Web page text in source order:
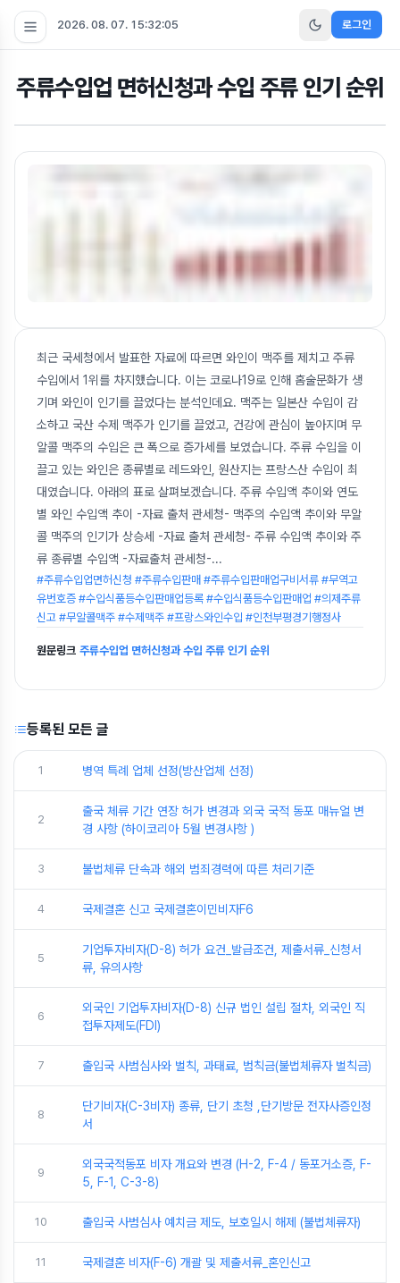
2026. 08. 07. 15:32:05 로그인
주류수입업 면허신청과 수입 주류 인기 순위
최근 국세청에서 발표한 자료에 따르면 와인이 맥주를 제치고 주류
수입에서 1위를 차지했습니다. 이는 코로나19로 인해 홈술문화가 생
기며 와인이 인기를 끌었다는 분석인데요. 맥주는 일본산 수입이 감
소하고 국산 수제 맥주가 인기를 끌었고, 건강에 관심이 높아지며 무
알콜 맥주의 수입은 큰 폭으로 증가세를 보였습니다. 주류 수입을 이
끌고 있는 와인은 종류별로 레드와인, 원산지는 프랑스산 수입이 최
대였습니다. 아래의 표로 살펴보겠습니다. 주류 수입액 추이와 연도
별 와인 수입액 추이 -자료 출처 관세청- 맥주의 수입액 추이와 무알
콜 맥주의 인기가 상승세 -자료 출처 관세청- 주류 수입액 추이와 주
류 종류별 수입액 -자료출처 관세청-...
#주류수입업면허신청 #주류수입판매 #주류수입판매업구비서류 #무역고
유번호증 #수입식품등수입판매업등록 #수입식품등수입판매업 #의제주류
신고 #무알콜맥주 #수제맥주 #프랑스와인수입 #인천부평경기행정사
원문링크 주류수입업 면허신청과 수입 주류 인기 순위
등록된 모든 글
1 병역 특례 업체 선정(방산업체 선정)
2
출국 체류 기간 연장 허가 변경과 외국 국적 동포 매뉴얼 변
경 사항 (하이코리아 5월 변경사항 )
3 불법체류 단속과 해외 범죄경력에 따른 처리기준
4 국제결혼 신고 국제결혼이민비자F6
5
기업투자비자(D-8) 허가 요건_발급조건, 제출서류_신청서
류, 유의사항
6
외국인 기업투자비자(D-8) 신규 법인 설립 절차, 외국인 직
접투자제도(FDI)
7 출입국 사범심사와 벌칙, 과태료, 범칙금(불법체류자 벌칙금)
8
단기비자(C-3비자) 종류, 단기 초청 ,단기방문 전자사증인정
서
9
외국국적동포 비자 개요와 변경 (H-2, F-4 / 동포거소증, F-
5, F-1, C-3-8)
10 출입국 사범심사 예치금 제도, 보호일시 해제 (불법체류자)
11 국제결혼 비자(F-6) 개괄 및 제출서류_혼인신고